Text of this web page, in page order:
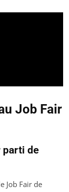
Job Fair
parti de
Job Fair de